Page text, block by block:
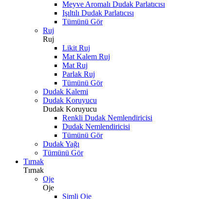
Meyve Aromalı Dudak Parlatıcısı
Işıltılı Dudak Parlatıcısı
Tümünü Gör
Ruj
Ruj
Likit Ruj
Mat Kalem Ruj
Mat Ruj
Parlak Ruj
Tümünü Gör
Dudak Kalemi
Dudak Koruyucu
Dudak Koruyucu
Renkli Dudak Nemlendiricisi
Dudak Nemlendiricisi
Tümünü Gör
Dudak Yağı
Tümünü Gör
Tırnak
Tırnak
Oje
Oje
Simli Oje